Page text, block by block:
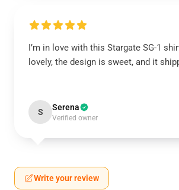
I’m in love with this Stargate SG-1
lovely, the design is sweet, and it
S Serena
Verified owner
Write your review